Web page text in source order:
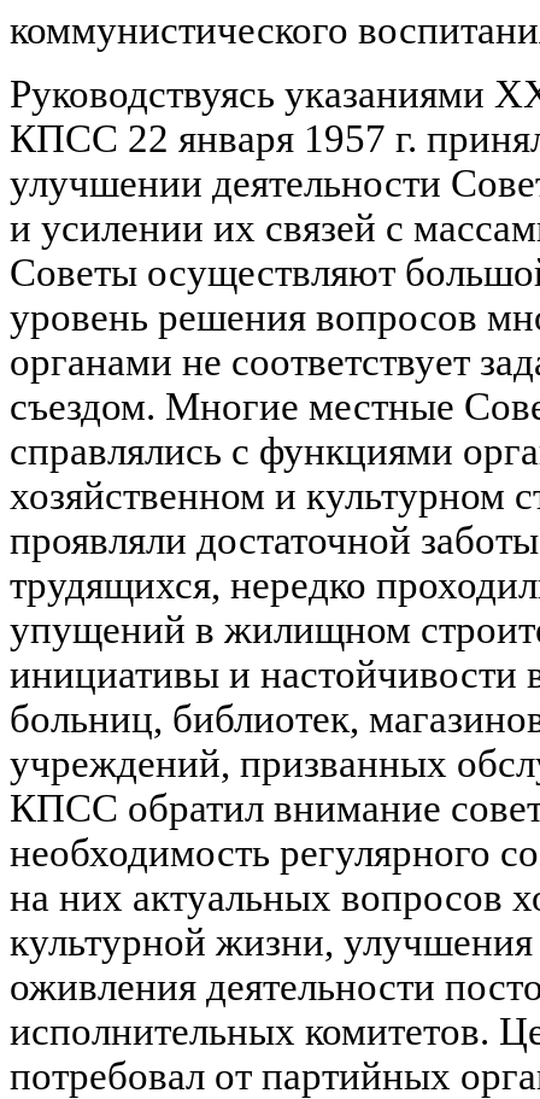
коммунистического
Руководствуясь указаниями
КПСС 22 января 1957 г.
улучшении деятельности
и усилении их связей с
Советы осуществляют
уровень решения вопросов
органами не соответствует
съездом. Многие местные
справлялись с функциями
хозяйственном и культурном
проявляли достаточной
трудящихся, нередко
упущений в жилищном
инициативы и
больниц, библиотек,
учреждений, призванных
КПСС обратил внимание
необходимость регулярного
на них актуальных вопросов
культурной жизни,
оживления деятельности
исполнительных комитетов.
потребовал от партийных